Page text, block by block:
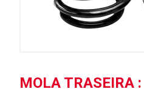
MOLA TRASEIRA